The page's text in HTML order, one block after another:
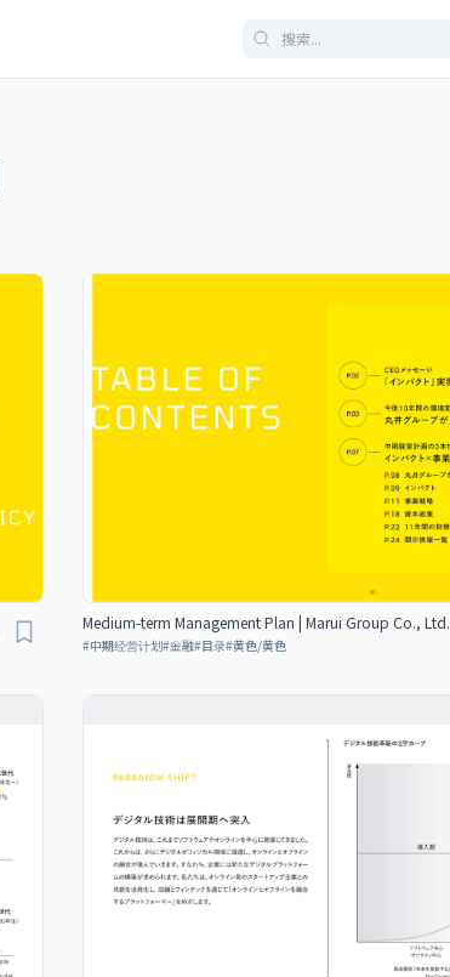
Medium-term Management Plan | Marui Group Co., Ltd.
#中期经营计划#金融#目录#黄色/黄色